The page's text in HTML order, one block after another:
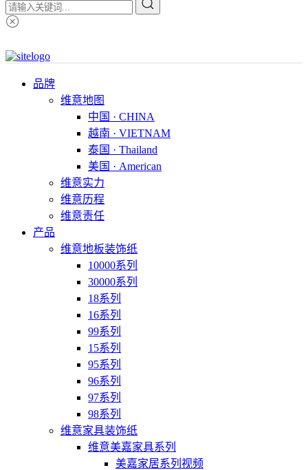
品牌
维意地图
中国 · CHINA
越南 · VIETNAM
泰国 · Thailand
美国 · American
维意实力
维意历程
维意责任
产品
维意地板装饰纸
10000系列
30000系列
18系列
16系列
99系列
15系列
95系列
96系列
97系列
98系列
维意家具装饰纸
维意美嘉家具系列
美嘉家居系列视频